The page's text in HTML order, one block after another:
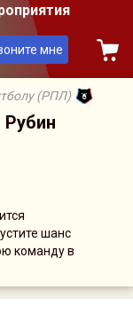
мне
(РПЛ)
шанс
команду в